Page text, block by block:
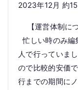
2023年12月 約
【運営体制につ
忙しい時のみ編
人で行っていま
ので比較的安価
行までの期間に